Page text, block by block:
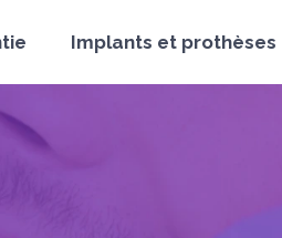
Implants et prothèses